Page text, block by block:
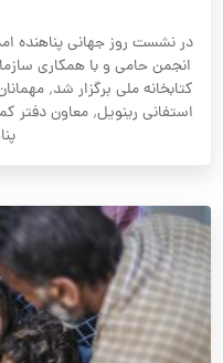
کتابخانه
استفانی رینویل٬